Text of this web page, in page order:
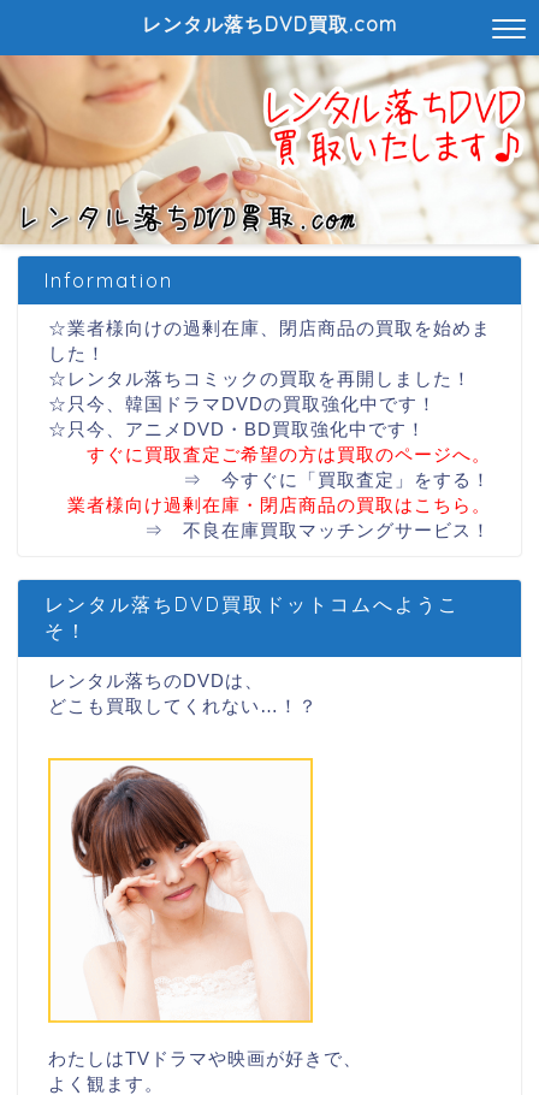
レンタル落ちDVD買取.com
Information
☆業者様向けの過剰在庫、閉店商品の買取を始めま
した！
☆ レンタル落ちコミックの買取を再開しました！
☆ 只今、韓国ドラマDVDの買取強化中です！
☆ 只今、アニメDVD・BD買取強化中です！
すぐに買取査定ご希望の方は買取のページへ。
⇒ 今すぐに「買取査定」をする！
業者様向け過剰在庫・閉店商品の買取はこちら。
⇒ 不良在庫買取マッチングサービス！
レンタル落ちDVD買取ドットコムへようこ
そ！
レンタル落ちのDVDは、
どこも買取してくれない…！？
わたしはTVドラマや映画が好きで、
よく観ます。